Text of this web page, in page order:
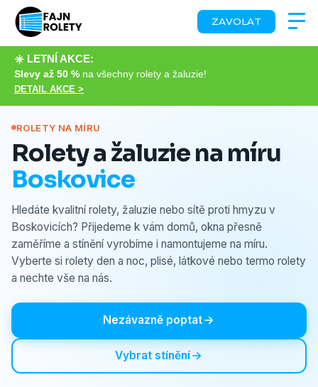
☀️ LETNÍ AKCE:
Slevy až 50 % na všechny rolety a žaluzie!
DETAIL AKCE >
ZAVOLAT
ROLETY NA MÍRU
Rolety a žaluzie na míru
Boskovice
Hledáte kvalitní rolety, žaluzie nebo sítě proti hmyzu v
Boskovicích? Přijedeme k vám domů, okna přesně
zaměříme a stínění vyrobíme i namontujeme na míru.
Vyberte si rolety den a noc, plisé, látkové nebo termo rolety
a nechte vše na nás.
Nezávazně poptat
Vybrat stínění